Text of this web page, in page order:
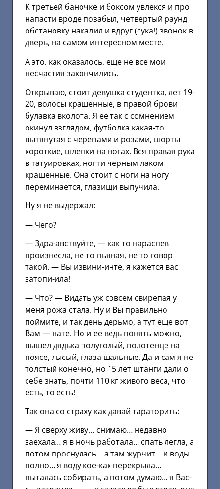
К третьей баночке и боксом увлекся и про
напасти вроде позабыл, четвертый раунд
обстановку накалил и вдруг (сука!) звонок в
дверь, на самом интересном месте.
А это, как оказалось, еще не все мои
несчастия закончились.
Открываю, стоит девушка студентка, лет 19-
20, волосы крашенные, в правой брови
булавка вколота. Я ее так с сомнением
окинул взглядом, футболка какая-то
вытянутая с черепами и розами, шорты
короткие, шлепки на ногах. Вся правая рука
в татуировках, ногти черным лаком
крашенные. Она стоит с ноги на ногу
переминается, глазищи выпучила.
Ну я не выдержал:
— Чего?
— Здра-авствуйте, — как то нараспев
произнесла, не то пьяная, не то говор
такой. — Вы извини-инте, я кажется вас
затопи-ила!
— Что? — Видать уж совсем свирепая у
меня рожа стала. Ну и Вы правильно
поймите, и так день дерьмо, а тут еще вот
Вам — нате. Но и ее ведь понять можно,
вышел дядька полуголый, полотенце на
поясе, лысый, глаза шальные. Да и сам я не
толстый конечно, но 15 лет штанги дали о
себе знать, почти 110 кг живого веса, что
есть, то есть!
Так она со страху как давай тараторить:
— Я сверху живу… снимаю… недавно
заехала… я в ночь работала… спать легла, а
потом проснулась… а там журчит… и воды
полно… я воду кое-как перекрыла…
пыталась собирать, а потом думаю… я Вас-